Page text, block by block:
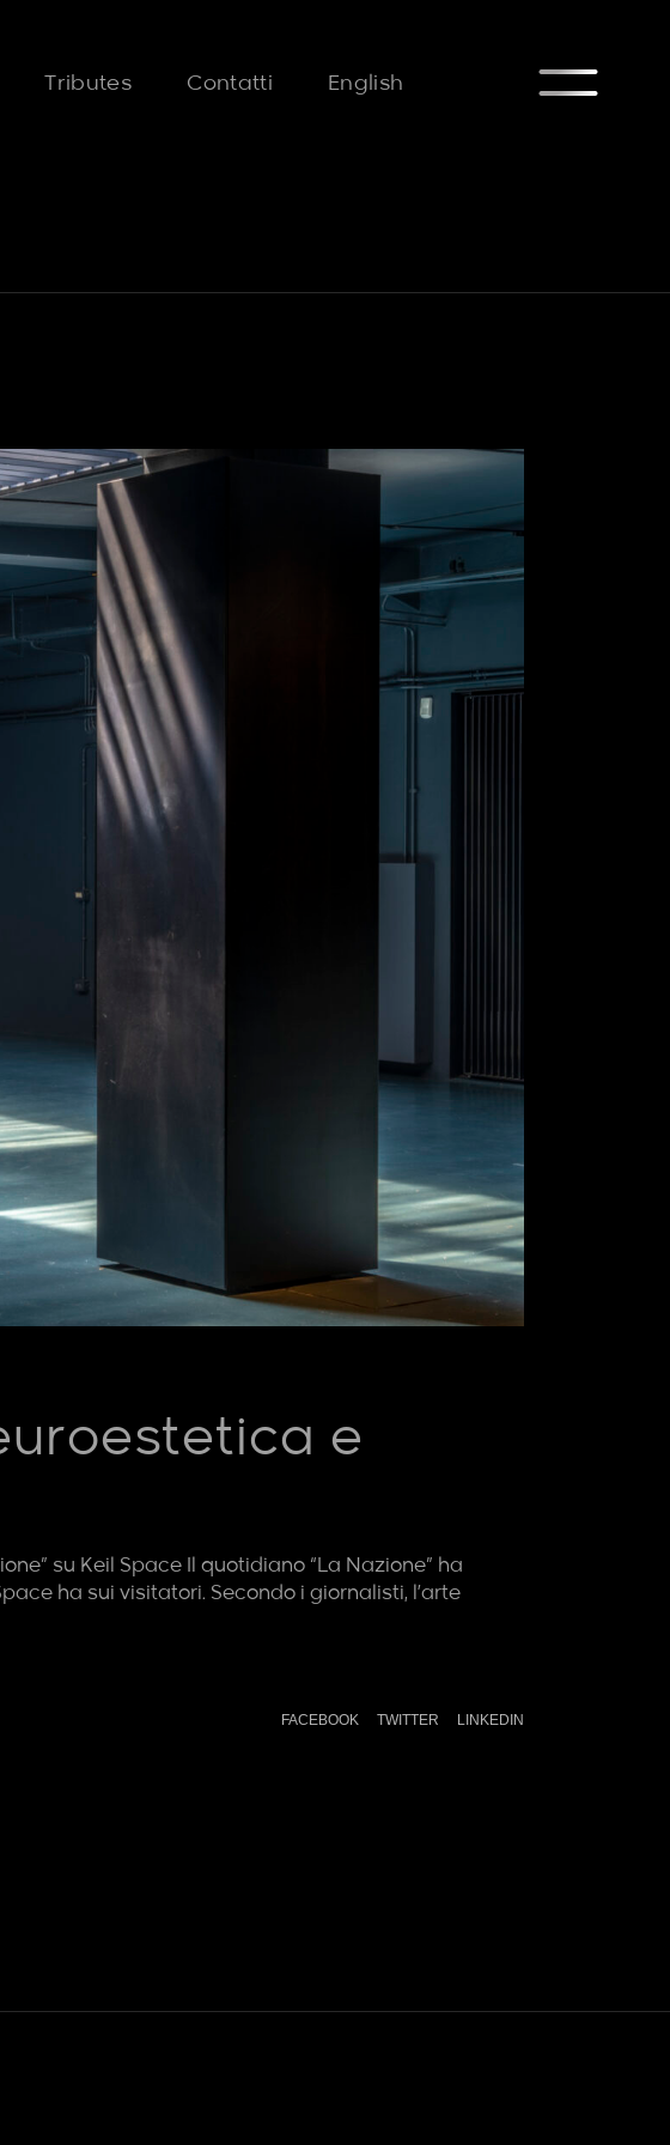
Tributes Contatti English
e
su Keil Space Il quotidiano “La Nazione” ha
ha sui visitatori. Secondo i giornalisti, l’arte
FACEBOOK TWITTER LINKEDIN